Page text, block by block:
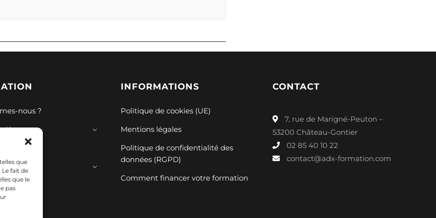
que
fait de
que le
pas
nous ?
INFORMATIONS
Politique de cookies (UE)
Mentions légales
Politique de confidentialité des
données (RGPD)
Comment financer votre formation
CONTACT
7, rue de Marigné-Peuton –
53200 Château-Gontier
02 85 40 10 22
contact@adx-formation.com